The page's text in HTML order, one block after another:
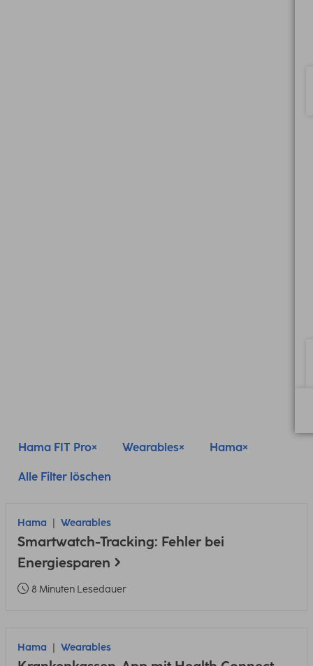
Hama FIT Pro Wearables Hama
Alle Filter löschen
Hama Wearables
Smartwatch-Tracking: Fehler bei
Energiesparen
8 Minuten Lesedauer
Hama Wearables